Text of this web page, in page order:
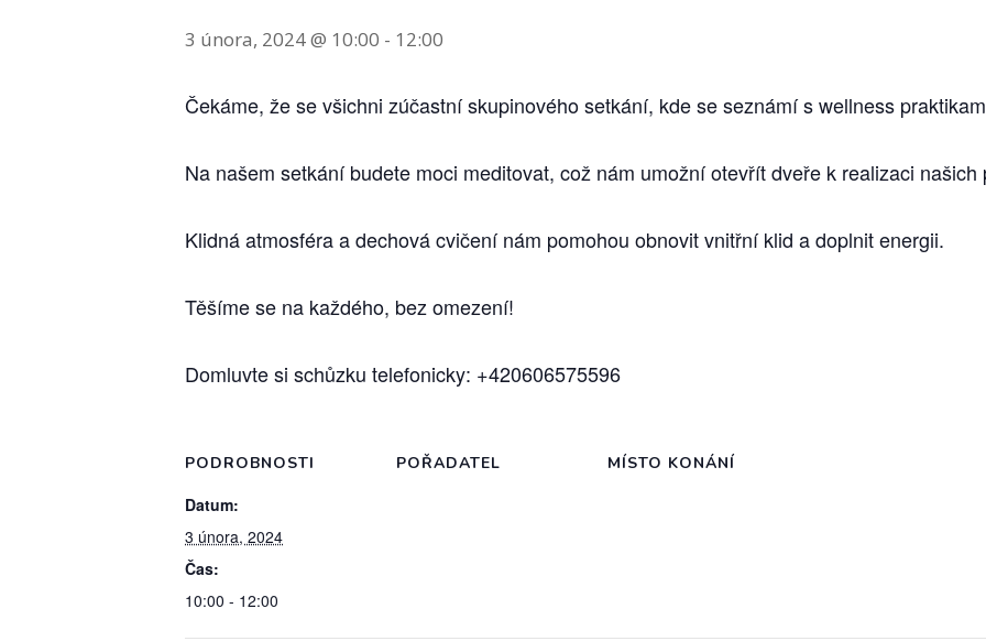
3 února, 2024 @ 10:00 - 12:00
Čekáme, že se všichni zúčastní skupinového setkání, kde se seznámí s wellness
Na našem setkání budete moci meditovat, což nám umožní otevřít dveře k realizaci našich
Klidná atmosféra a dechová cvičení nám pomohou obnovit vnitřní klid a doplnit energii.
Těšíme se na každého, bez omezení!
Domluvte si schůzku telefonicky: +420606575596
PODROBNOSTI
Datum:
3 února, 2024
Čas:
10:00 - 12:00
POŘADATEL MÍSTO KONÁNÍ